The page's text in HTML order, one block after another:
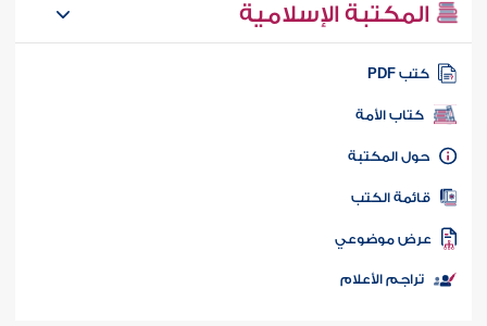
المكتبة الإسلامية
كتب PDF
كتاب الأمة
المكتبة
الكتب
موضوعي